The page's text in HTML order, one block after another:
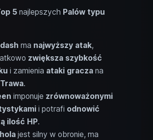
5 najlepszych Palów typu
ma najwyższy atak,
zwiększa szybkość
i zamienia ataki gracza na
Trawa.
imponuje zrównoważonymi
i potrafi odnowić
ilość HP.
jest silny w obronie, ma